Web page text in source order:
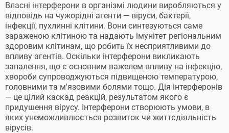
Власні інтерферони в організмі людини виробляються у
відповідь на чужорідні агенти — віруси, бактерії,
інфекції, пухлинні клітини. Вони синтезуються саме
зараженою клітиною та надають імунітет регіональним
здоровим клітинам, що робить їх несприятливими до
впливу агентів. Оскільки інтерферони викликають
запалення, що є основним важелем впливу на інфекцію,
хвороби супроводжуються підвищеною температурою,
головними та м'язовими болями тощо. Дія інтерферонів
— це цілий каскад реакцій, результатом якого є
придушення вірусу. Інтерферони створюють умови, в
яких унеможливлюється розвиток чи життєдіяльність
вірусів.